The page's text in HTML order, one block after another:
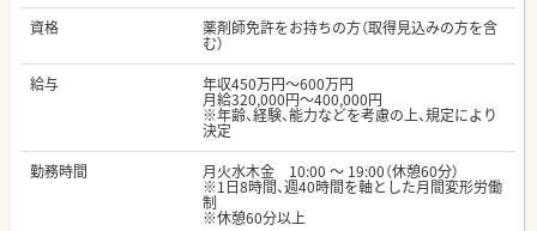
資格
薬剤師免許をお持ちの方（取得見込みの方を含
む）
給与
年収450万円～600万円
月給320,000円～400,000円
※年齢、経験、能力などを考慮の上、規定により
決定
勤務時間
月火水木金 10:00 ～ 19:00（休憩60分）
※1日8時間、週40時間を軸とした月間変形労働
制
※休憩60分以上